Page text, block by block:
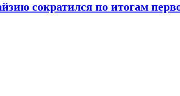
сократился по итогам